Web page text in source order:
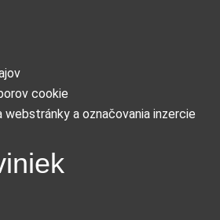
cookie
webstránky a označovania inzercie